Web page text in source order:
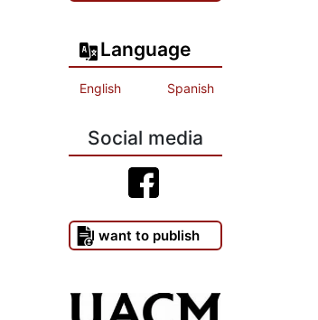
Language
English Spanish
Social media
I want to publish